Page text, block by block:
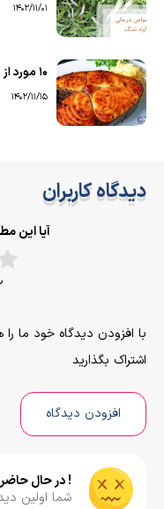
1402/11/01
۱۰ مورد از فواید مصرف ماهی شیر جنوب
1402/11/15
دیدگاه کاربران
آیا این
2
با افزودن دیدگاه خود ما
اشتراک بگذارید
افزودن دیدگاه
! در حال
شما اولین